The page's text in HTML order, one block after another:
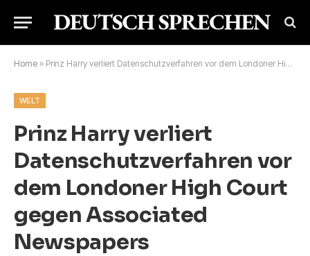
Home » Prinz Harry verliert Datenschutzverfahren vor dem Londoner High Court gegen Associated Newspapers
WELT
Prinz Harry verliert
Datenschutzverfahren vor
dem Londoner High Court
gegen Associated
Newspapers